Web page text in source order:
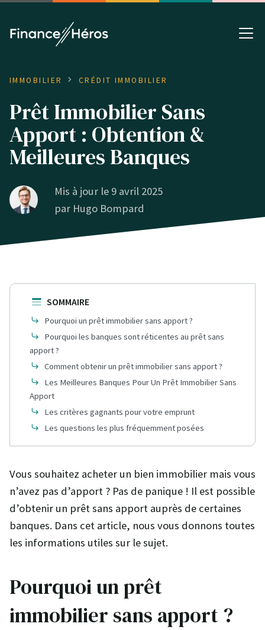
IMMOBILIER CRÉDIT IMMOBILIER
Prêt Immobilier Sans
Apport : Obtention &
Meilleures Banques
Mis à jour le 9 avril 2025
par Hugo Bompard
SOMMAIRE
Pourquoi un prêt immobilier sans apport ?
Pourquoi les banques sont réticentes au prêt sans
apport ?
Comment obtenir un prêt immobilier sans apport ?
Les Meilleures Banques Pour Un Prêt Immobilier Sans
Apport
Les critères gagnants pour votre emprunt
Les questions les plus fréquemment posées
Vous souhaitez acheter un bien immobilier mais vous
n’avez pas d’apport ? Pas de panique ! Il est possible
d’obtenir un prêt sans apport auprès de certaines
banques. Dans cet article, nous vous donnons toutes
les informations utiles sur le sujet.
Pourquoi un prêt
immobilier sans apport ?